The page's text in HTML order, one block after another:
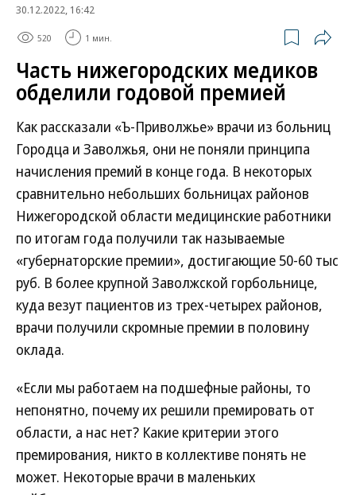
30.12.2022, 16:42
520 1 мин.
Часть нижегородских медиков
обделили годовой премией
Как рассказали «Ъ-Приволжье» врачи из больниц
Городца и Заволжья, они не поняли принципа
начисления премий в конце года. В некоторых
сравнительно небольших больницах районов
Нижегородской области медицинские работники
по итогам года получили так называемые
«губернаторские премии», достигающие 50-60 тыс
руб. В более крупной Заволжской горбольнице,
куда везут пациентов из трех-четырех районов,
врачи получили скромные премии в половину
оклада.
«Если мы работаем на подшефные районы, то
непонятно, почему их решили премировать от
области, а нас нет? Какие критерии этого
премирования, никто в коллективе понять не
может. Некоторые врачи в маленьких